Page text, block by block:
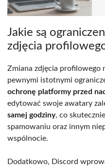
Jakie są
zdjęcia
Zmiana zdjęcia profilowego
pewnymi istotnymi
ochronę platformy przed
edytować swoje awatary
samej godziny, co
spamowaniu oraz innym
wspólnocie.
Dodatkowo, Discord